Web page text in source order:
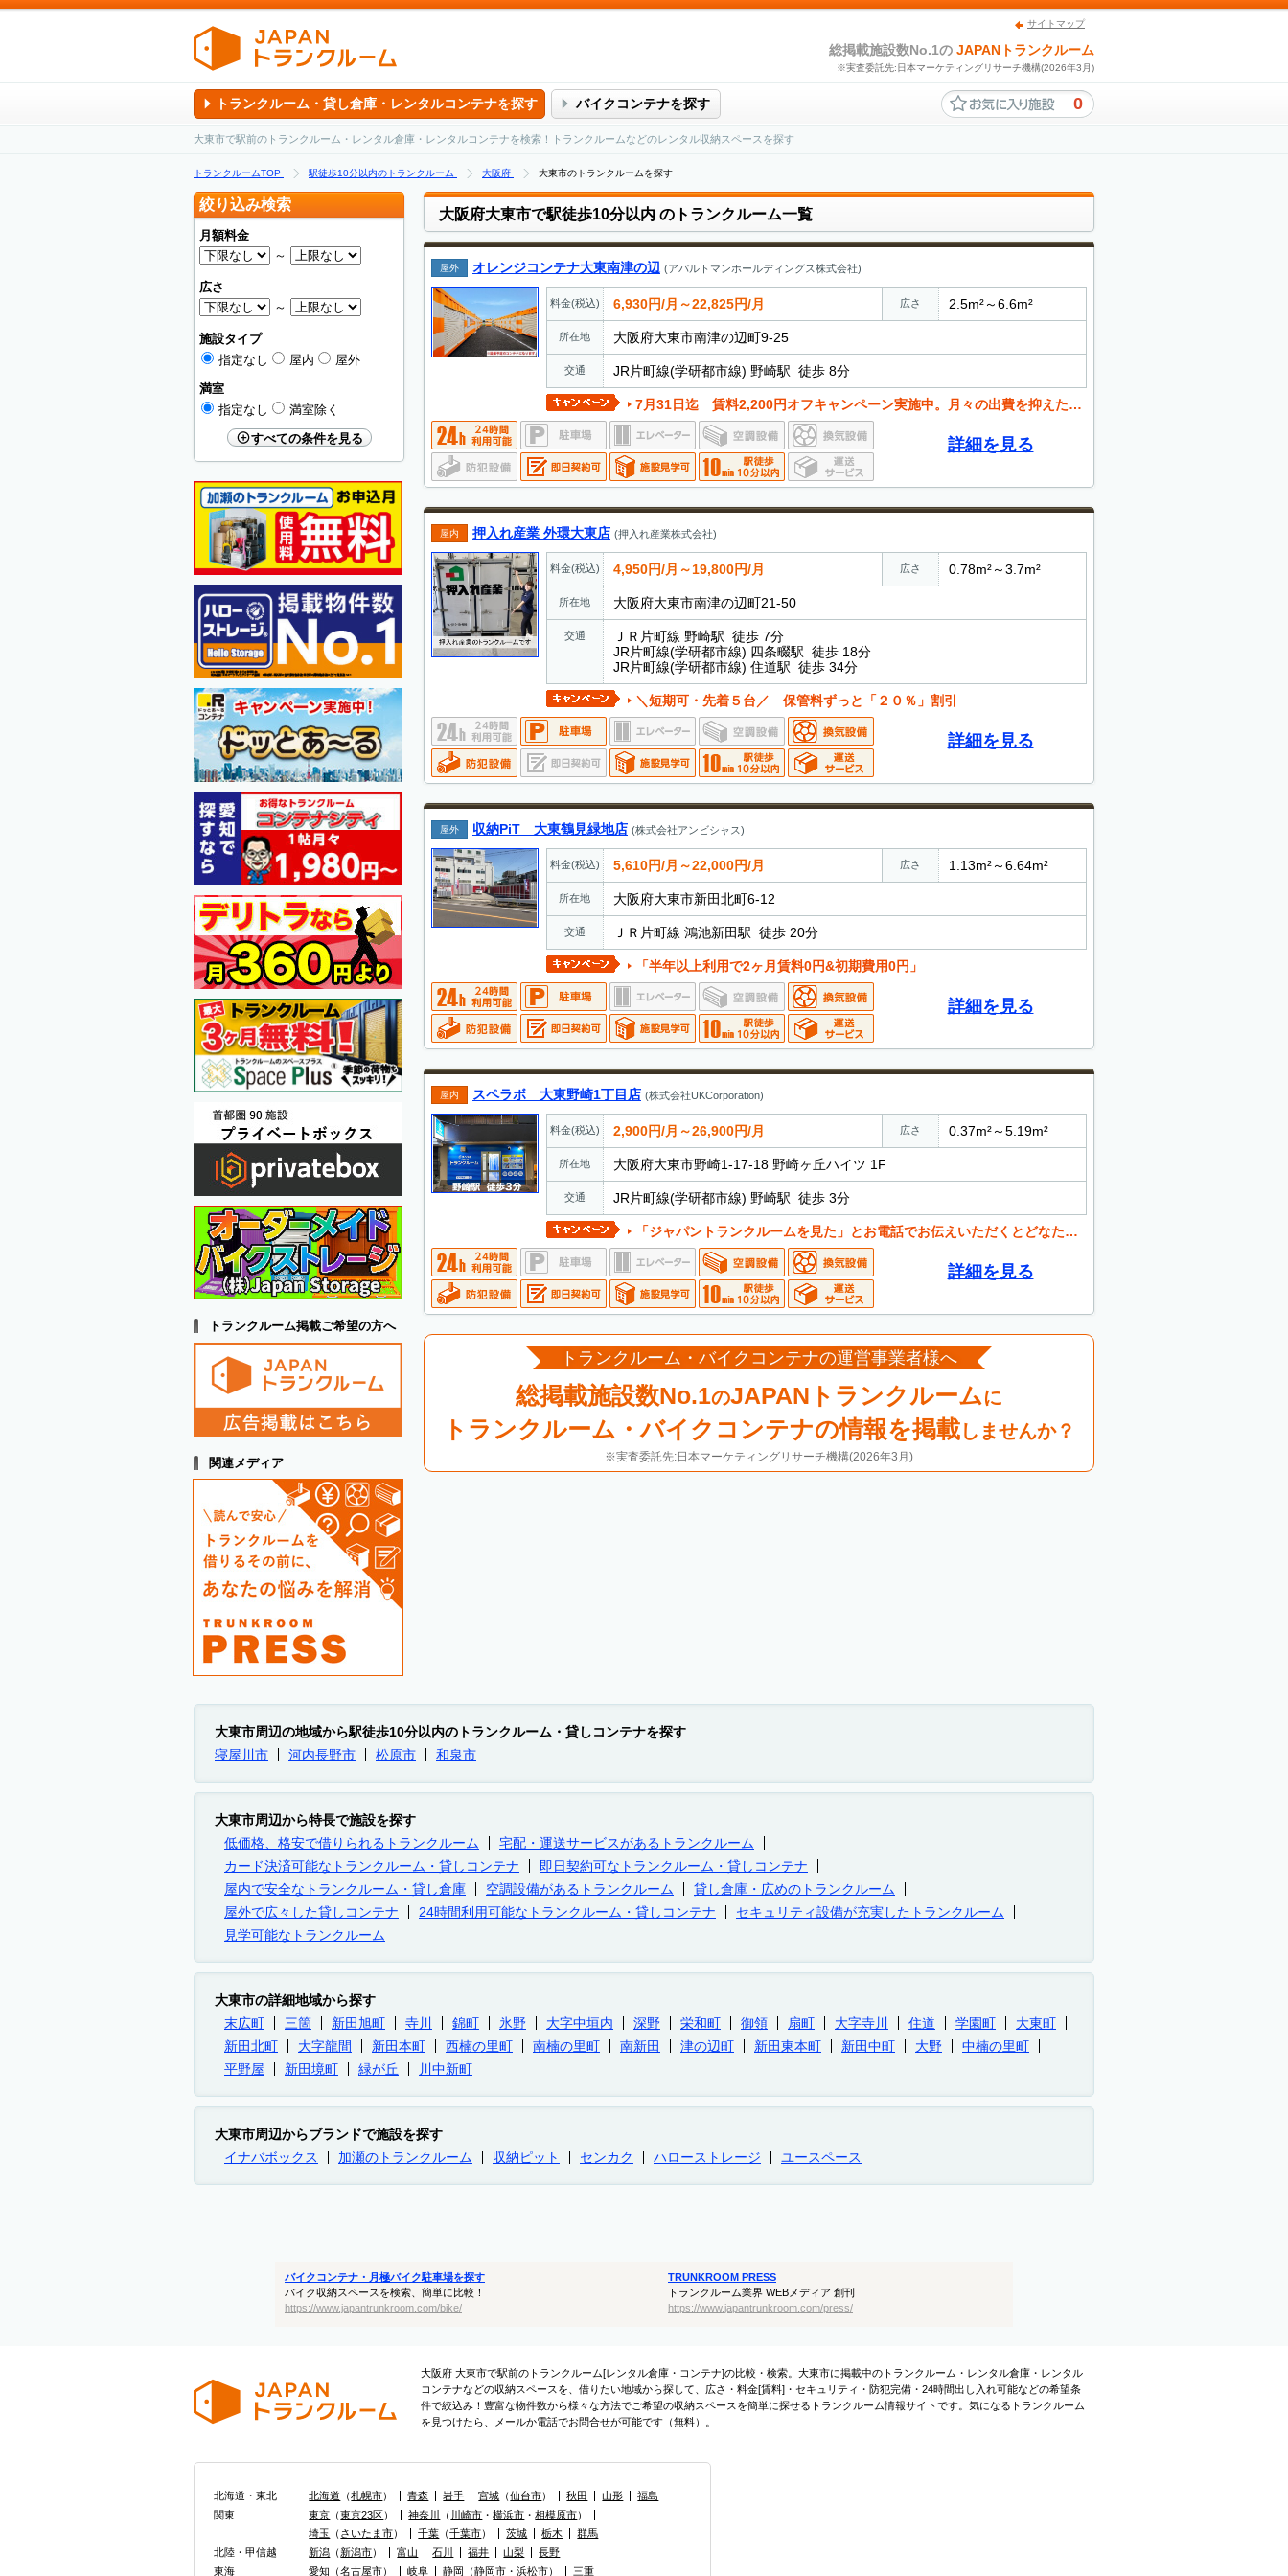
サイトマップ
総掲載施設数No.1の JAPANトランクルーム
※実査委託先:日本マーケティングリサーチ機構(2026年3月)
トランクルーム・貸し倉庫・レンタルコンテナを探す バイクコンテナを探す 0
大東市で駅前のトランクルーム・レンタル倉庫・レンタルコンテナを検索！トランクルームなどのレンタル収納スペースを探す
トランクルームTOP 駅徒歩10分以内のトランクルーム 大阪府 大東市のトランクルームを探す
大阪府大東市で駅徒歩10分以内 のトランクルーム一覧
屋外 オレンジコンテナ大東南津の辺 (アパルトマンホールディングス株式会社)
料金(税込) 6,930円/月～22,825円/月 広さ 2.5m²～6.6m²
所在地 大阪府大東市南津の辺町9-25
交通 JR片町線(学研都市線) 野崎駅 徒歩 8分
7月31日迄 賃料2,200円オフキャンペーン実施中。月々の出費を抑えたい方必見です。お問い合わせください。
詳細を見る
屋内 押入れ産業 外環大東店 (押入れ産業株式会社)
料金(税込) 4,950円/月～19,800円/月 広さ 0.78m²～3.7m²
所在地 大阪府大東市南津の辺町21-50
交通
ＪＲ片町線 野崎駅 徒歩 7分
JR片町線(学研都市線) 四条畷駅 徒歩 18分
JR片町線(学研都市線) 住道駅 徒歩 34分
＼短期可・先着５台／ 保管料ずっと「２０％」割引
詳細を見る
屋外 収納PiT 大東鶴見緑地店 (株式会社アンビシャス)
料金(税込) 5,610円/月～22,000円/月 広さ 1.13m²～6.64m²
所在地 大阪府大東市新田北町6-12
交通 ＪＲ片町線 鴻池新田駅 徒歩 20分
「半年以上利用で2ヶ月賃料0円&初期費用0円」
詳細を見る
屋内 スペラボ 大東野崎1丁目店 (株式会社UKCorporation)
料金(税込) 2,900円/月～26,900円/月 広さ 0.37m²～5.19m²
所在地 大阪府大東市野崎1-17-18 野崎ヶ丘ハイツ 1F
交通 JR片町線(学研都市線) 野崎駅 徒歩 3分
「ジャパントランクルームを見た」とお電話でお伝えいただくとどなたでも値引き可能。 お気軽にご相談ください。
詳細を見る
トランクルーム・バイクコンテナの運営事業者様へ
総掲載施設数No.1のJAPANトランクルームに
トランクルーム・バイクコンテナの情報を掲載しませんか？
※実査委託先:日本マーケティングリサーチ機構(2026年3月)
絞り込み検索
月額料金
～
広さ
～
施設タイプ
指定なし
屋内
屋外
満室
指定なし
満室除く
すべての条件を見る
トランクルーム掲載ご希望の方へ
関連メディア
大東市周辺の地域から駅徒歩10分以内のトランクルーム・貸しコンテナを探す
寝屋川市
河内長野市 松原市 和泉市
大東市周辺から特長で施設を探す
低価格、格安で借りられるトランクルーム
宅配・運送サービスがあるトランクルーム
カード決済可能なトランクルーム・貸しコンテナ
即日契約可なトランクルーム・貸しコンテナ
屋内で安全なトランクルーム・貸し倉庫
空調設備があるトランクルーム
貸し倉庫・広めのトランクルーム
屋外で広々した貸しコンテナ
24時間利用可能なトランクルーム・貸しコンテナ
セキュリティ設備が充実したトランクルーム
見学可能なトランクルーム
大東市の詳細地域から探す
末広町
三箇 新田旭町 寺川 錦町 氷野 大字中垣内 深野 栄和町 御領 扇町 大字寺川 住道 学園町
大東町
新田北町
大字龍間 新田本町 西楠の里町 南楠の里町 南新田 津の辺町 新田東本町 新田中町 大野
中楠の里町
平野屋
新田境町 緑が丘 川中新町
大東市周辺からブランドで施設を探す
イナバボックス
加瀬のトランクルーム 収納ピット センカク ハローストレージ ユースペース
バイクコンテナ・月極バイク駐車場を探す
バイク収納スペースを検索、簡単に比較！
https://www.japantrunkroom.com/bike/
TRUNKROOM PRESS
トランクルーム業界 WEBメディア 創刊
https://www.japantrunkroom.com/press/
大阪府 大東市で駅前のトランクルーム[レンタル倉庫・コンテナ]の比較・検索。大東市に掲載中のトランクルーム・レンタル倉庫・レンタル
コンテナなどの収納スペースを、借りたい地域から探して、広さ・料金[賃料]・セキュリティ・防犯完備・24時間出し入れ可能などの希望条
件で絞込み！豊富な物件数から様々な方法でご希望の収納スペースを簡単に探せるトランクルーム情報サイトです。気になるトランクルーム
を見つけたら、メールか電話でお問合せが可能です（無料）。
北海道・東北 北海道 （札幌市） 青森 岩手 宮城 （仙台市） 秋田 山形
福島
関東
東京 （東京23区） 神奈川 （ 川崎市 ・横浜市 ・相模原市）
埼玉
（さいたま市） 千葉 （千葉市） 茨城 栃木
群馬
北陸・甲信越
新潟 （新潟市） 富山 石川 福井 山梨
長野
東海
愛知 （名古屋市） 岐阜 静岡 （静岡市 ・浜松市） 三重